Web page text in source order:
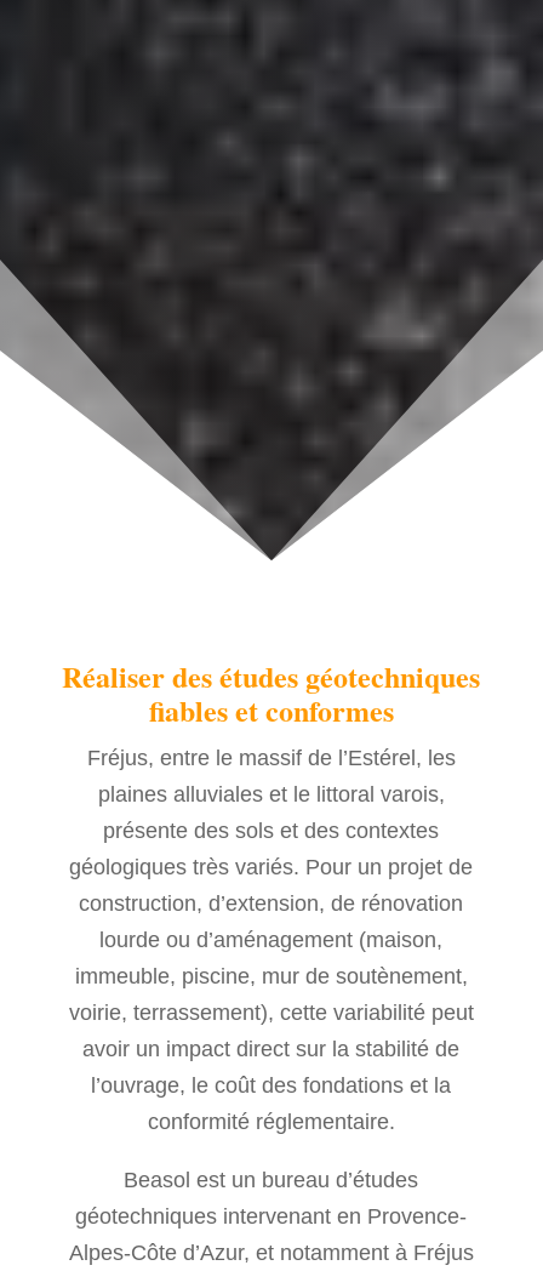
Service de suivi et de supervision
d'exécution
Réaliser des études géotechniques
fiables et conformes
Fréjus, entre le massif de l’Estérel, les
plaines alluviales et le littoral varois,
présente des sols et des contextes
géologiques très variés. Pour un projet de
construction, d’extension, de rénovation
lourde ou d’aménagement (maison,
immeuble, piscine, mur de soutènement,
voirie, terrassement), cette variabilité peut
avoir un impact direct sur la stabilité de
l’ouvrage, le coût des fondations et la
conformité réglementaire.
Beasol est un bureau d’études
géotechniques intervenant en Provence-
Alpes-Côte d’Azur, et notamment à Fréjus